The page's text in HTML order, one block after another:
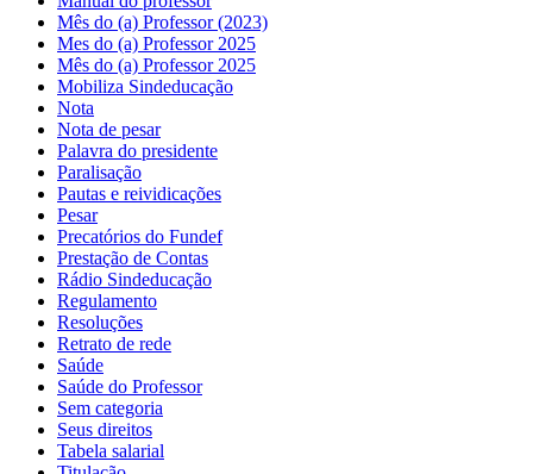
Mês do (a) Professor (2023)
Mes do (a) Professor 2025
Mês do (a) Professor 2025
Mobiliza Sindeducação
Nota
Nota de pesar
Palavra do presidente
Paralisação
Pautas e reividicações
Pesar
Precatórios do Fundef
Prestação de Contas
Rádio Sindeducação
Regulamento
Resoluções
Retrato de rede
Saúde
Saúde do Professor
Sem categoria
Seus direitos
Tabela salarial